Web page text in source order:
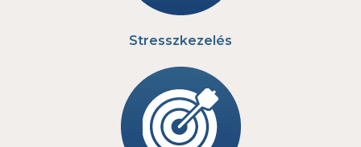
Stresszkezelés